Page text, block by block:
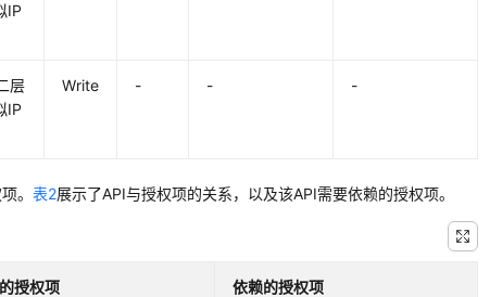
IP
层
IP
Write - - -
。表2展示了API与授权项的关系，以及该API需要依赖的授权项。
授权项 依赖的授权项